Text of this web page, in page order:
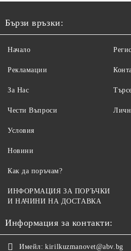
Бързи връзки:
Начало
Рекламации
За Нас
Чести Въпроси
Условия
Новини
Как да поръчам?
ИНФОРМАЦИЯ ЗА ПОРЪЧКИ
И НАЧИНИ НА ДОСТАВКА
Информация за контакти:
Имейл: kirilkuzmanovet@abv.bg